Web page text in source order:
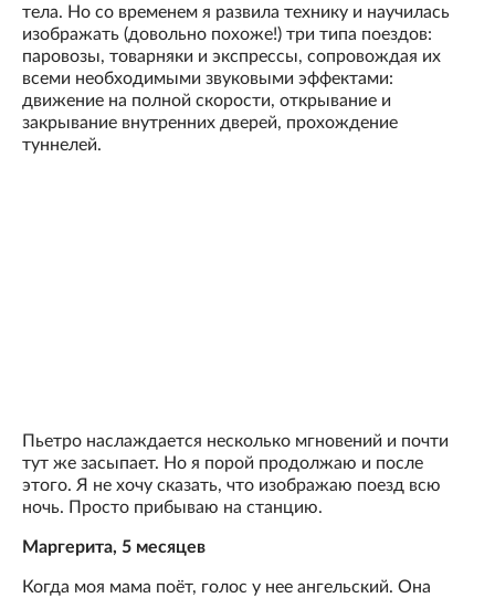
тела. Но со временем я развила технику и научилась
изображать (довольно похоже!) три типа поездов:
паровозы, товарняки и экспрессы, сопровождая их
всеми необходимыми звуковыми эффектами:
движение на полной скорости, открывание и
закрывание внутренних дверей, прохождение
туннелей.
Пьетро наслаждается несколько мгновений и почти
тут же засыпает. Но я порой продолжаю и после
этого. Я не хочу сказать, что изображаю поезд всю
ночь. Просто прибываю на станцию.
Маргерита, 5 месяцев
Когда моя мама поёт, голос у нее ангельский. Она